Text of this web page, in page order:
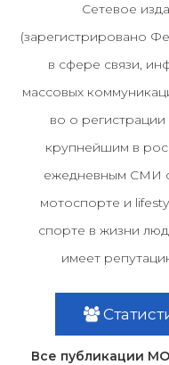
Сетевое
(зарегистрировано
в сфере связи,
массовых
во о
крупнейшим в
ежедневным СМИ
мотоспорте и
спорте в жизни
имеет
Все публикации